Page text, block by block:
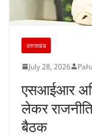
उत्तराखंड
July 28, 2026
एसआईआर
लेकर
बैठक